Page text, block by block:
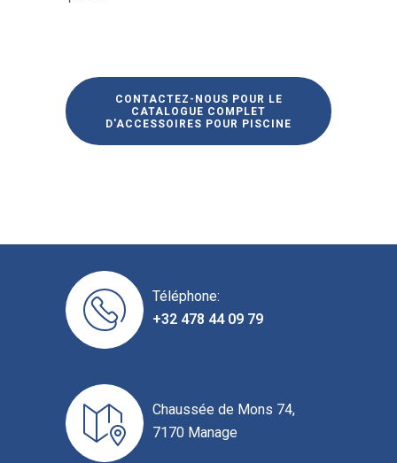
CONTACTEZ-NOUS POUR LE
CATALOGUE COMPLET
D'ACCESSOIRES POUR PISCINE
Téléphone:
+32 478 44 09 79
Chaussée de Mons 74,
7170 Manage